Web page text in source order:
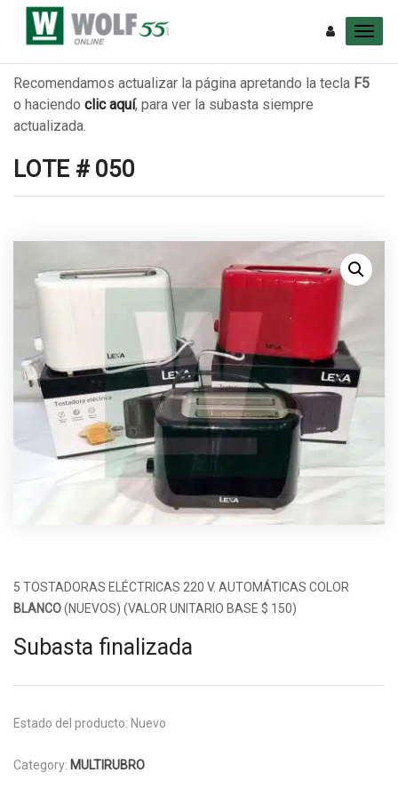
Recomendamos actualizar la página apretando la tecla F5
o haciendo clic aquí, para ver la subasta siempre
actualizada.
LOTE # 050
5 TOSTADORAS ELÉCTRICAS 220 V. AUTOMÁTICAS COLOR
BLANCO(NUEVOS) (VALOR UNITARIO BASE $ 150)
Subasta finalizada
Estado del producto: Nuevo
Category: MULTIRUBRO